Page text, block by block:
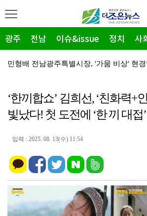
광주 전남 이슈&issue 정치 사
영암군, '혁신공감 특강' 개최…우원식 등 3
장성군, 평생학습센터 '활짝'…총 14곳 거점
'영암군 가스판매협회', "미래 인재" 300만
‘한끼합쇼’ 김희선, ‘친화력+
빛났다! 첫 도전에 ‘한 끼 대접
입력 : 2025. 08. 13(수) 11:54